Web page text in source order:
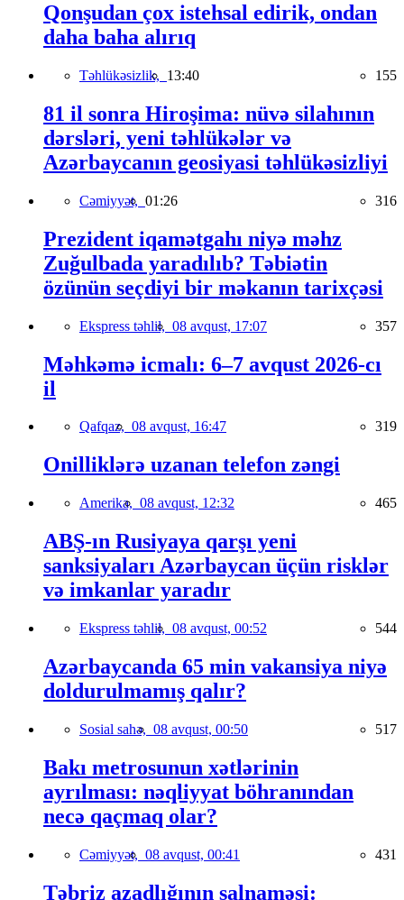
Qonşudan çox istehsal edirik, ondan
daha baha alırıq
Təhlükəsizlik, 13:40 155
81 il sonra Hiroşima: nüvə silahının
dərsləri, yeni təhlükələr və
Azərbaycanın geosiyasi təhlükəsizliyi
Cəmiyyət, 01:26 316
Prezident iqamətgahı niyə məhz
Zuğulbada yaradılıb? Təbiətin
özünün seçdiyi bir məkanın tarixçəsi
Ekspress təhlil, 08 avqust, 17:07 357
Məhkəmə icmalı: 6–7 avqust 2026-cı
il
Qafqaz, 08 avqust, 16:47 319
Onilliklərə uzanan telefon zəngi
Amerika, 08 avqust, 12:32 465
ABŞ-ın Rusiyaya qarşı yeni
sanksiyaları Azərbaycan üçün risklər
və imkanlar yaradır
Ekspress təhlil, 08 avqust, 00:52 544
Azərbaycanda 65 min vakansiya niyə
doldurulmamış qalır?
Sosial sahə, 08 avqust, 00:50 517
Bakı metrosunun xətlərinin
ayrılması: nəqliyyat böhranından
necə qaçmaq olar?
Cəmiyyət, 08 avqust, 00:41 431
Təbriz azadlığının salnaməsi: